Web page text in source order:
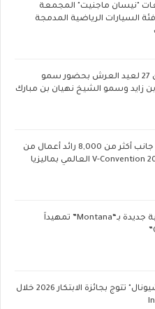
"نيسان ماجنيت" المجمعة
السيارات الرياضية المدمجة
أبوظبي تحتفي بالذكرى 27 لعيد العرش بحضور سمو
زايد وسمو الشيخ نهيان بن مبارك
تشارك QN Maroc إلى جانب أكثر من 8,000 رائد أعمال من
كليل يفتح صفحة فنية جديدة بـ“Montana” تمهيداً
فيليب موريس إنترناشيونال" تتوج بجائزة الابتكار 2026 خلال